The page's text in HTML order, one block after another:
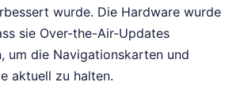
wurde. Die Hardware wurde
sie Over-the-Air-Updates
um die Navigationskarten und
aktuell zu halten.